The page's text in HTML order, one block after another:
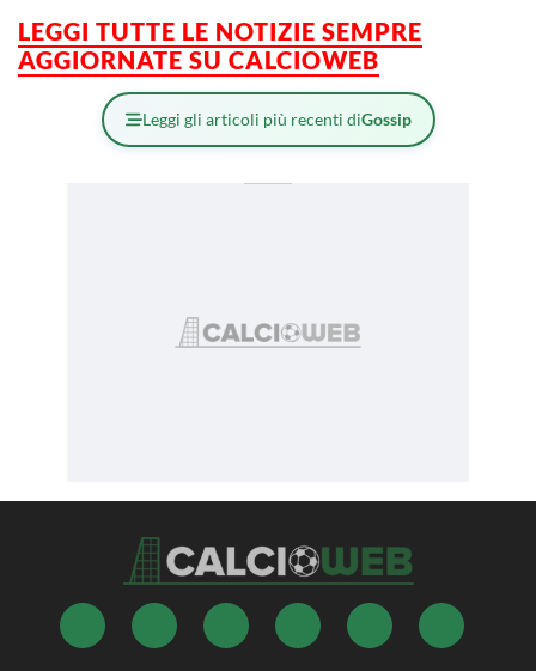
LEGGI TUTTE LE NOTIZIE SEMPRE
AGGIORNATE SU CALCIOWEB
Leggi gli articoli più recenti diGossip